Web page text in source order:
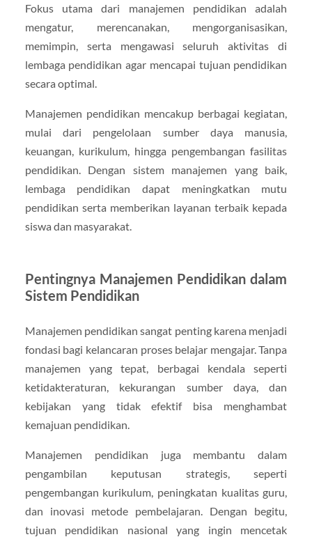
Fokus utama dari manajemen pendidikan adalah
mengatur, merencanakan, mengorganisasikan,
memimpin, serta mengawasi seluruh aktivitas di
lembaga pendidikan agar mencapai tujuan pendidikan
secara optimal.
Manajemen pendidikan mencakup berbagai kegiatan,
mulai dari pengelolaan sumber daya manusia,
keuangan, kurikulum, hingga pengembangan fasilitas
pendidikan. Dengan sistem manajemen yang baik,
lembaga pendidikan dapat meningkatkan mutu
pendidikan serta memberikan layanan terbaik kepada
siswa dan masyarakat.
Pentingnya Manajemen Pendidikan dalam
Sistem Pendidikan
Manajemen pendidikan sangat penting karena menjadi
fondasi bagi kelancaran proses belajar mengajar. Tanpa
manajemen yang tepat, berbagai kendala seperti
ketidakteraturan, kekurangan sumber daya, dan
kebijakan yang tidak efektif bisa menghambat
kemajuan pendidikan.
Manajemen pendidikan juga membantu dalam
pengambilan keputusan strategis, seperti
pengembangan kurikulum, peningkatan kualitas guru,
dan inovasi metode pembelajaran. Dengan begitu,
tujuan pendidikan nasional yang ingin mencetak